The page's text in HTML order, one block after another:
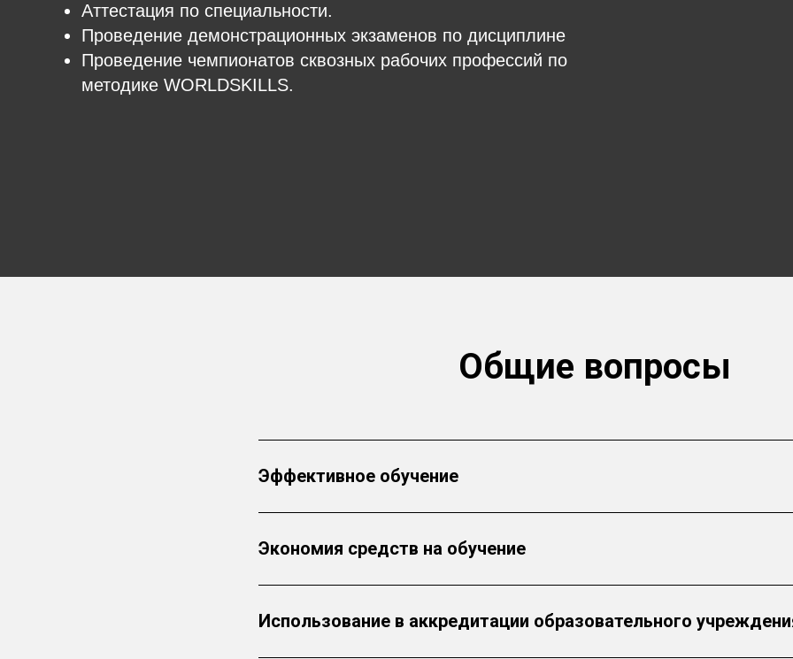
Аттестация по специальности.
Проведение демонстрационных экзаменов по дисциплине
Проведение чемпионатов сквозных рабочих профессий по
методике WORLDSKILLS.
Общие вопросы
Эффективное обучение
Экономия средств на обучение
Использование в аккредитации образовательного